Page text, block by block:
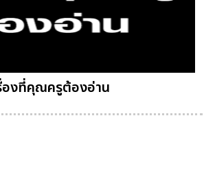
องที่คุณครูต้องอ่าน